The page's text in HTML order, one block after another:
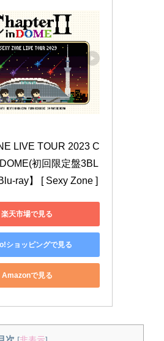
LIVE TOUR 2023 C
初回限定盤3BL
ray】 [ Sexy Zone ]
楽天市場で見る
ショッピングで見る
Amazonで見る